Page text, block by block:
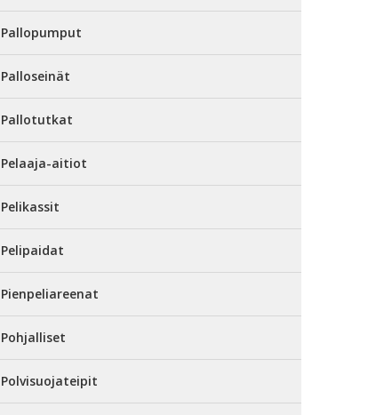
Pallopumput
Palloseinät
Pallotutkat
Pelaaja-aitiot
Pelikassit
Pelipaidat
Pienpeliareenat
Pohjalliset
Polvisuojateipit